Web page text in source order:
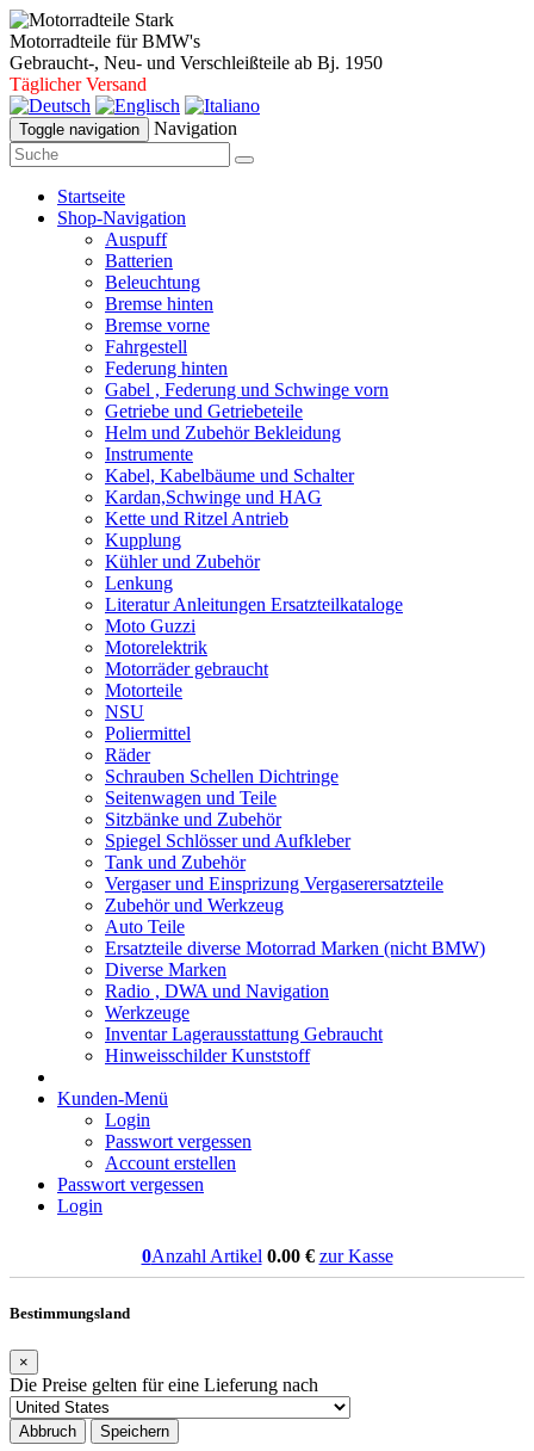
Motorradteile für BMW's
Gebraucht-, Neu- und Verschleißteile ab Bj. 1950
Täglicher Versand
Toggle navigation Navigation
Startseite
Shop-Navigation
Auspuff
Batterien
Beleuchtung
Bremse hinten
Bremse vorne
Fahrgestell
Federung hinten
Gabel , Federung und Schwinge vorn
Getriebe und Getriebeteile
Helm und Zubehör Bekleidung
Instrumente
Kabel, Kabelbäume und Schalter
Kardan,Schwinge und HAG
Kette und Ritzel Antrieb
Kupplung
Kühler und Zubehör
Lenkung
Literatur Anleitungen Ersatzteilkataloge
Moto Guzzi
Motorelektrik
Motorräder gebraucht
Motorteile
NSU
Poliermittel
Räder
Schrauben Schellen Dichtringe
Seitenwagen und Teile
Sitzbänke und Zubehör
Spiegel Schlösser und Aufkleber
Tank und Zubehör
Vergaser und Einsprizung Vergaserersatzteile
Zubehör und Werkzeug
Auto Teile
Ersatzteile diverse Motorrad Marken (nicht BMW)
Diverse Marken
Radio , DWA und Navigation
Werkzeuge
Inventar Lagerausstattung Gebraucht
Hinweisschilder Kunststoff
Kunden-Menü
Login
Passwort vergessen
Account erstellen
Passwort vergessen
Login
0Anzahl Artikel 0.00€ zur Kasse
Bestimmungsland
×
Die Preise gelten für eine Lieferung nach
Abbruch Speichern